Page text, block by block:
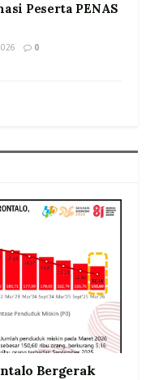
Peserta PENAS
0
Bergerak